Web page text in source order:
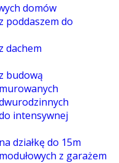
domów
poddaszem do
dachem
budową
intensywnej
działkę do 15m
z garażem